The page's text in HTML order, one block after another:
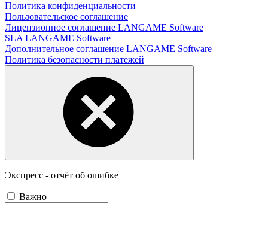
Политика конфиденциальности
Пользовательское соглашение
Лицензионное соглашение LANGAME Software
SLA LANGAME Software
Дополнительное соглашение LANGAME Software
Политика безопасности платежей
Экспресс - отчёт об ошибке
Важно